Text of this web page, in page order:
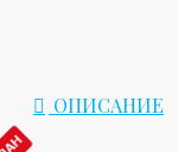
ОПИСАНИЕ